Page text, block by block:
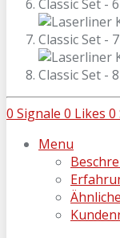
0 Signale 0 Likes 0
Menu